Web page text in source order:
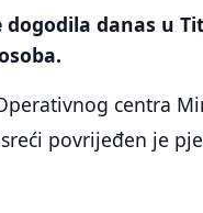
dogodila danas u
centra
povrijeđen je